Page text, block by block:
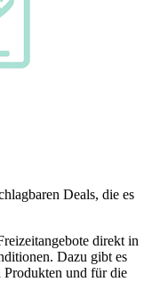
Deals, die es
direkt in
Dazu gibt es
Produkten und für die